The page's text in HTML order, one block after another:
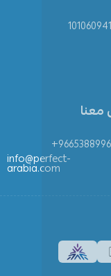
معنا
info@perfect-
arabia.com